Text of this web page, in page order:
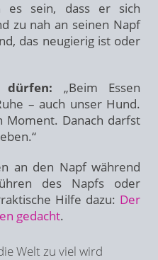
es sein, dass er sich
zu nah an seinen Napf
das neugierig ist oder
dürfen: „Beim Essen
– auch unser Hund.
Moment. Danach darfst
an den Napf während
des Napfs oder
Hilfe dazu: Der
gedacht.
Welt zu viel wird